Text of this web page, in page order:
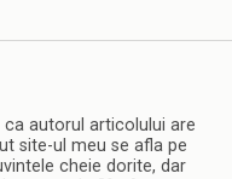
ca autorul articolului are
site-ul meu se afla pe
cheie dorite, dar